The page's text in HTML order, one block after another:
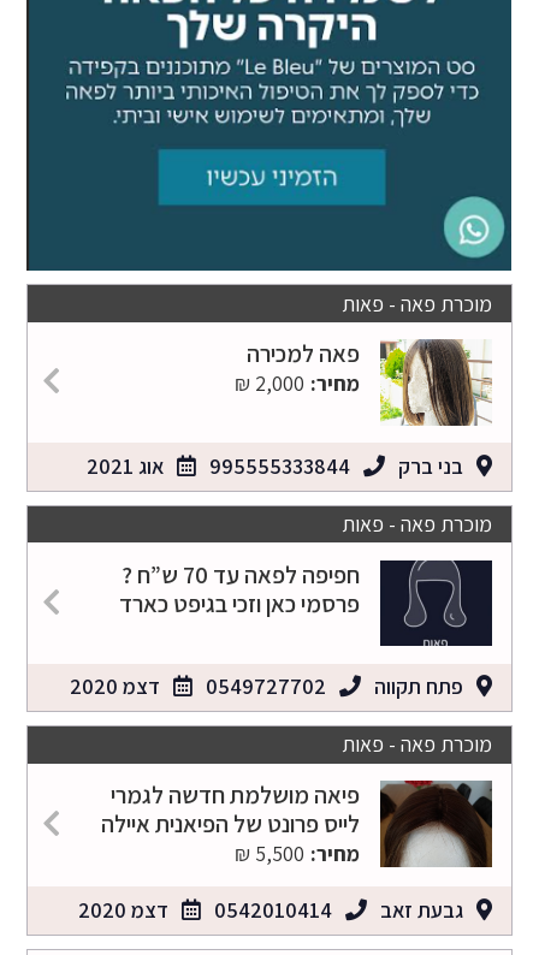
מוכרת פאה - פאות
פאה למכירה
מחיר: 2,000 ₪
בני ברק 995555333844 אוג 2021
מוכרת פאה - פאות
חפיפה לפאה עד 70 ש”ח ?
פרסמי כאן וזכי בגיפט כארד
פתח תקווה 0549727702 דצמ 2020
מוכרת פאה - פאות
פיאה מושלמת חדשה לגמרי
לייס פרונט של הפיאנית איילה
מחיר: 5,500 ₪
גבעת זאב 0542010414 דצמ 2020